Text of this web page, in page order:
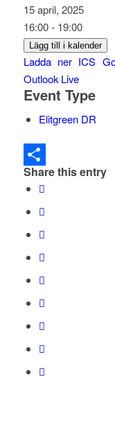
15 april, 2025
16:00 - 19:00
Lägg till i kalender
Ladda ner ICS
Outlook Live
Event Type
Elitgreen DR
Dela
Share this entry